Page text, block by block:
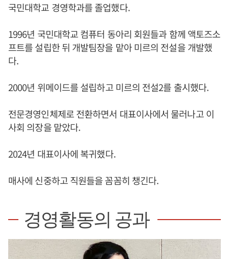
국민대학교 경영학과를 졸업했다.
1996년 국민대학교 컴퓨터 동아리 회원들과 함께 액토즈소
프트를 설립한 뒤 개발팀장을 맡아 미르의 전설을 개발했
다.
2000년 위메이드를 설립하고 미르의 전설2를 출시했다.
전문경영인체제로 전환하면서 대표이사에서 물러나고 이
사회 의장을 맡았다.
2024년 대표이사에 복귀했다.
매사에 신중하고 직원들을 꼼꼼히 챙긴다.
경영활동의 공과